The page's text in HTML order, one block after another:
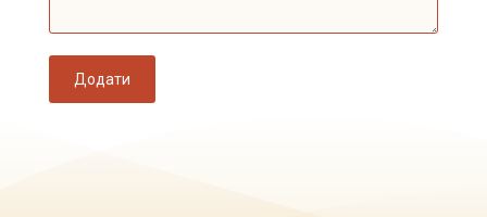
Додати